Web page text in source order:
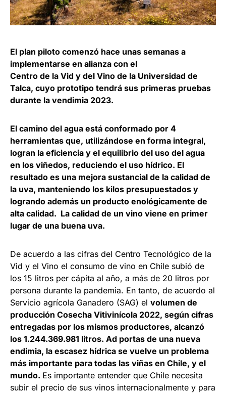
El plan piloto comenzó hace unas semanas a
implementarse en alianza con el
Centro de la Vid y del Vino de la Universidad de
Talca, cuyo prototipo tendrá sus primeras pruebas
durante la vendimia 2023.
El camino del agua está conformado por 4
herramientas que, utilizándose en forma integral,
logran la eficiencia y el equilibrio del uso del agua
en los viñedos, reduciendo el uso hídrico. El
resultado es una mejora sustancial de la calidad de
la uva, manteniendo los kilos presupuestados y
logrando además un producto enológicamente de
alta calidad. La calidad de un vino viene en primer
lugar de una buena uva.
De acuerdo a las cifras del Centro Tecnológico de la
Vid y el Vino el consumo de vino en Chile subió de
los 15 litros per cápita al año, a más de 20 litros por
persona durante la pandemia. En tanto, de acuerdo al
Servicio agrícola Ganadero (SAG) el volumen de
producción Cosecha Vitivinícola 2022, según cifras
entregadas por los mismos productores, alcanzó
los 1.244.369.981 litros. Ad portas de una nueva
endimia, la escasez hídrica se vuelve un problema
más importante para todas las viñas en Chile, y el
mundo. Es importante entender que Chile necesita
subir el precio de sus vinos internacionalmente y para